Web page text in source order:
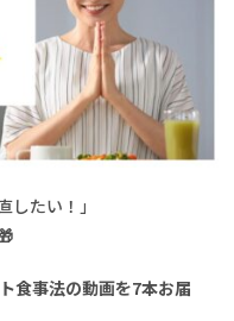
したい！」
食事法の動画を7本お届